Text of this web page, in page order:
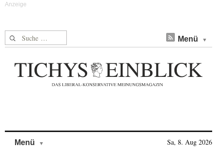
Suche nach: Menü
Menü Sa, 8. Aug 2026